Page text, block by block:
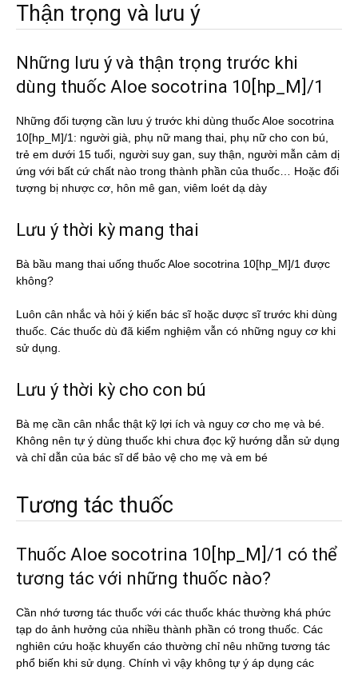
Thận trọng và lưu ý
Những lưu ý và thận trọng trước khi
dùng thuốc Aloe socotrina 10[hp_M]/1
Những đối tượng cần lưu ý trước khi dùng thuốc Aloe socotrina
10[hp_M]/1: người già, phụ nữ mang thai, phụ nữ cho con bú,
trẻ em dưới 15 tuổi, người suy gan, suy thận, người mẫn cảm dị
ứng với bất cứ chất nào trong thành phần của thuốc… Hoặc đối
tượng bị nhược cơ, hôn mê gan, viêm loét dạ dày
Lưu ý thời kỳ mang thai
Bà bầu mang thai uống thuốc Aloe socotrina 10[hp_M]/1 được
không?
Luôn cân nhắc và hỏi ý kiến bác sĩ hoặc dược sĩ trước khi dùng
thuốc. Các thuốc dù đã kiểm nghiệm vẫn có những nguy cơ khi
sử dụng.
Lưu ý thời kỳ cho con bú
Bà mẹ cần cân nhắc thật kỹ lợi ích và nguy cơ cho mẹ và bé.
Không nên tự ý dùng thuốc khi chưa đọc kỹ hướng dẫn sử dụng
và chỉ dẫn của bác sĩ dể bảo vệ cho mẹ và em bé
Tương tác thuốc
Thuốc Aloe socotrina 10[hp_M]/1 có thể
tương tác với những thuốc nào?
Cần nhớ tương tác thuốc với các thuốc khác thường khá phức
tạp do ảnh hưởng của nhiều thành phần có trong thuốc. Các
nghiên cứu hoặc khuyến cáo thường chỉ nêu những tương tác
phổ biến khi sử dụng. Chính vì vậy không tự ý áp dụng các